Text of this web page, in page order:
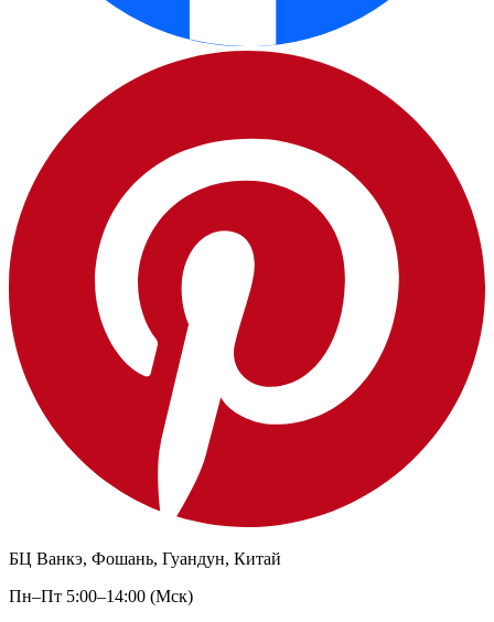
БЦ Ванкэ, Фошань, Гуандун, Китай
Пн–Пт 5:00–14:00 (Мск)